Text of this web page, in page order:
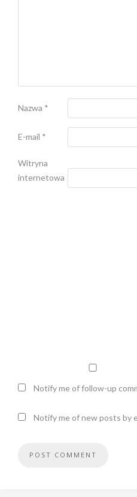
Nazwa *
E-mail *
Witryna
internetowa
Notify me of follow-up
Notify me of new posts by